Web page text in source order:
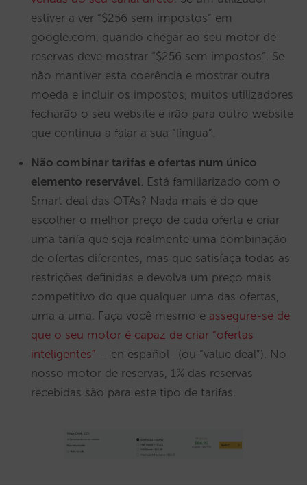
estiver a ver “$256 sem impostos” em
google.com, quando chegar ao seu motor de
reservas deve mostrar “$256 sem impostos”. Se
não mantiver esta coerência e mostrar outra
moeda e incluir os impostos, muitos utilizadores
fecharão o seu website e irão para outro website
que continua a falar a sua “língua”.
Não combinar tarifas e ofertas num único
elemento reservável. Está familiarizado com o
Smart deal das OTAs? Nada mais é do que
escolher o melhor preço de cada oferta e criar
uma tarifa que seja realmente uma combinação
de ofertas diferentes, mas que satisfaça todas as
restrições definidas e devolva um preço mais
competitivo do que qualquer uma das ofertas,
uma a uma. Faça você mesmo e assegure-se de
que o seu motor é capaz de criar “ofertas
inteligentes” – en español- (ou “value deal”). No
nosso motor de reservas, 1% das reservas
recebidas são para este tipo de tarifas.